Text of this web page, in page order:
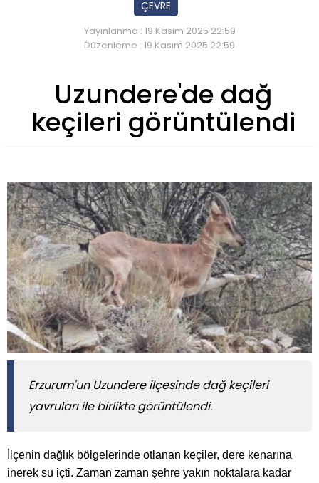
ÇEVRE
Yayınlanma : 19 Kasım 2025 22:59
Düzenleme : 19 Kasım 2025 22:59
Uzundere'de dağ
keçileri görüntülendi
Erzurum'un Uzundere ilçesinde dağ keçileri
yavruları ile birlikte görüntülendi.
İlçenin dağlık bölgelerinde otlanan keçiler, dere kenarına
inerek su içti. Zaman zaman şehre yakın noktalara kadar